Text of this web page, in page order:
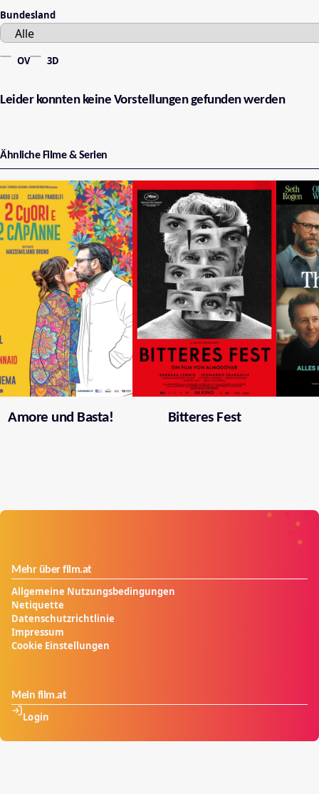
Bundesland
OV 3D
Leider konnten keine Vorstellungen gefunden werden
Ähnliche Filme & Serien
Amore und Basta! Bitteres Fest
Mehr über film.at
Allgemeine Nutzungsbedingungen
Netiquette
Datenschutzrichtlinie
Impressum
Cookie Einstellungen
Mein film.at
Login